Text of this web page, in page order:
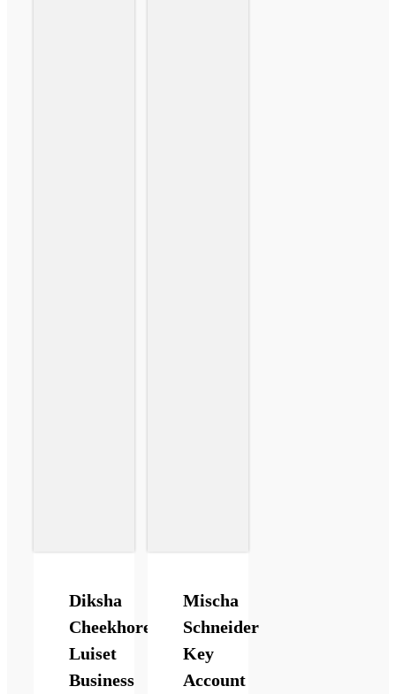
Diksha
Cheekhoree
Luiset
Business
Mischa
Schneider
Key
Account